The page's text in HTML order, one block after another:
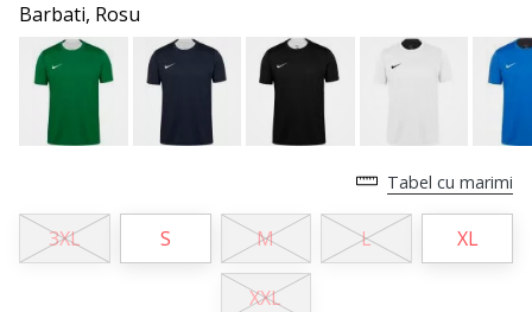
să
te
ajutăm
să
alegi
cadoul
pantofi,
…
Barbati, Rosu
Tabel cu marimi
3XL S M L XL
XXL